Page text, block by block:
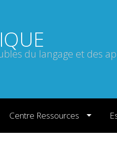
du langage et des
Centre Ressources